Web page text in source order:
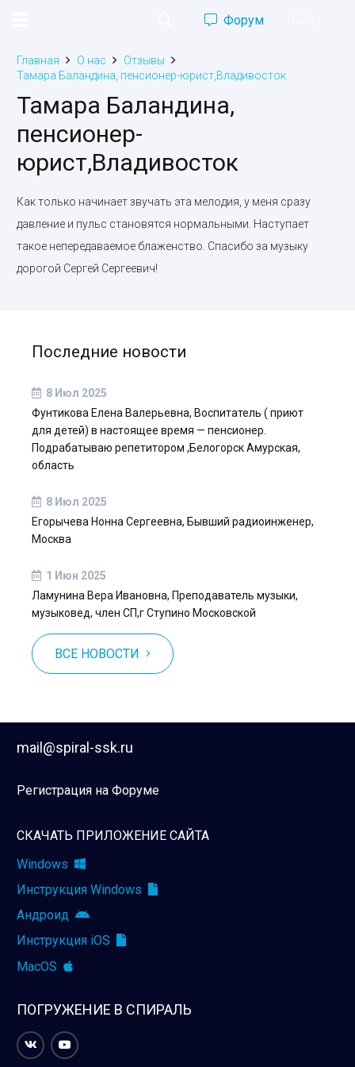
Форум
Главная О нас
Отзывы
Тамара Баландина, пенсионер-юрист,Владивосток
Тамара Баландина,
пенсионер-
юрист,Владивосток
Как только начинает звучать эта мелодия, у меня сразу
давление и пульс становятся нормальными. Наступает
такое непередаваемое блаженство. Спасибо за музыку
дорогой Сергей Сергеевич!
Последние новости
8 Июл 2025
Фунтикова Елена Валерьевна, Воспитатель ( приют
для детей) в настоящее время — пенсионер.
Подрабатываю репетитором ,Белогорск Амурская,
область
8 Июл 2025
Егорычева Нонна Сергеевна, Бывший радиоинженер,
Москва
1 Июн 2025
Ламунина Вера Ивановна, Преподаватель музыки,
музыковед, член СП,г Ступино Московской
ВСЕ НОВОСТИ
mail@spiral-ssk.ru
Регистрация на Форуме
СКАЧАТЬ ПРИЛОЖЕНИЕ САЙТА
Windows
Инструкция Windows
Андроид
Инструкция iOS
MacOS
ПОГРУЖЕНИЕ В СПИРАЛЬ